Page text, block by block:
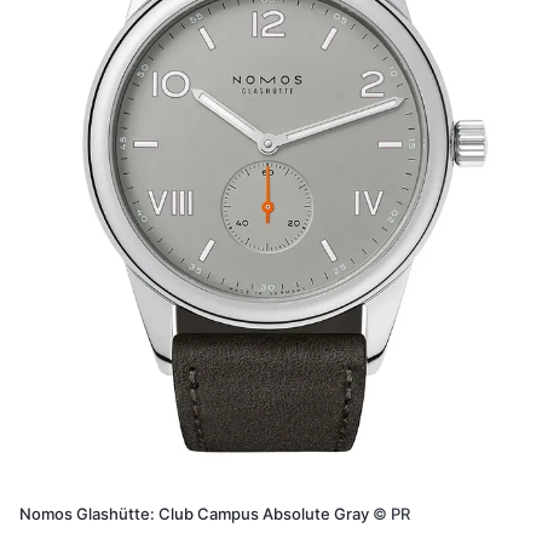
Nomos Glashütte: Club Campus Absolute Gray © PR